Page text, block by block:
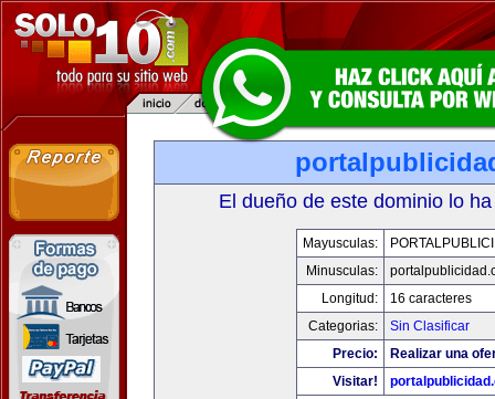
El dueño de este dominio lo
Mayusculas:
Minusculas:
Longitud:
16 caracteres
Categorias:
Sin Clasificar
Precio:
Realizar una
Visitar!